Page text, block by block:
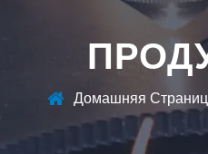
Домашняя